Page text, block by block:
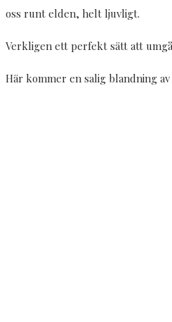
oss runt elden, helt ljuvligt.
Verkligen ett perfekt sätt att
Här kommer en salig blandning